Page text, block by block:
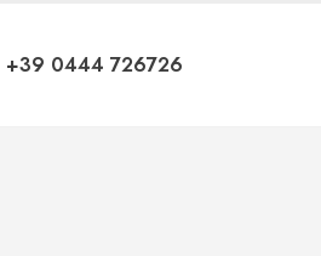
+39 0444 726726